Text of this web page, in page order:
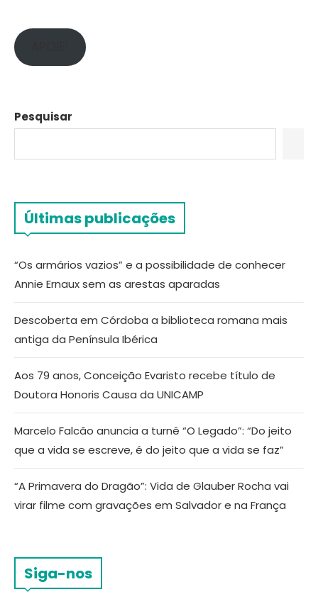
Pesquisar
Últimas publicações
“Os armários vazios” e a possibilidade de conhecer
Annie Ernaux sem as arestas aparadas
Descoberta em Córdoba a biblioteca romana mais
antiga da Península Ibérica
Aos 79 anos, Conceição Evaristo recebe título de
Doutora Honoris Causa da UNICAMP
Marcelo Falcão anuncia a turnê “O Legado”: “Do jeito
que a vida se escreve, é do jeito que a vida se faz”
“A Primavera do Dragão”: Vida de Glauber Rocha vai
virar filme com gravações em Salvador e na França
Siga-nos